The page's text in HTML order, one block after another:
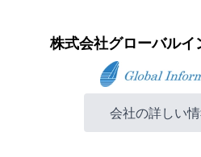
株式会社グローバルイ
会社の詳しい